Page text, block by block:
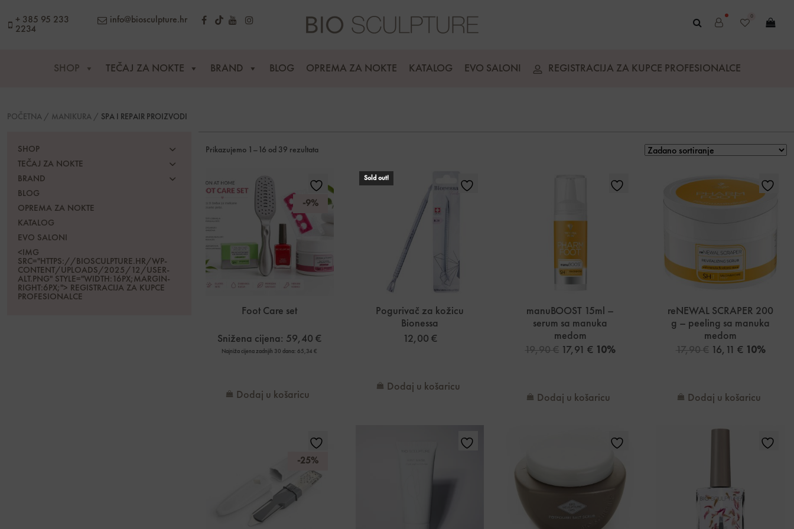
+ 385 95 233
2234
info@biosculpture.hr 0
SHOP TEČAJ ZA NOKTE BRAND BLOG OPREMA ZA NOKTE KATALOG EVO SALONI REGISTRACIJA ZA KUPCE PROFESIONALCE
POČETNA / MANIKURA / SPA I REPAIR PROIZVODI
SHOP
TEČAJ ZA NOKTE
BRAND
BLOG
OPREMA ZA NOKTE
KATALOG
EVO SALONI
<IMG
SRC="HTTPS://BIOSCULPTURE.HR/WP-
CONTENT/UPLOADS/2025/12/USER-
ALT.PNG" STYLE="WIDTH:16PX;MARGIN-
RIGHT:6PX;"> REGISTRACIJA ZA KUPCE
PROFESIONALCE
Prikazujemo 1–16 od 39 rezultata
-9%
Foot Care set
Snižena cijena: 59,40€
Najniža cijena zadnjih 30 dana: 65,34€
Dodaj u košaricu
Sold out!
Pogurivač za kožicu
Bionessa
12,00 €
Dodaj u košaricu
manuBOOST 15ml –
serum sa manuka
medom
19,90€ 17,91€ 10%
Dodaj u košaricu
reNEWAL SCRAPER 200
g – peeling sa manuka
medom
17,90€ 16,11 € 10%
Dodaj u košaricu
-25%